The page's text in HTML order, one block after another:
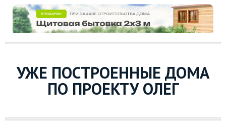
УЖЕ ПОСТРОЕННЫЕ ДОМА
ПО ПРОЕКТУ ОЛЕГ